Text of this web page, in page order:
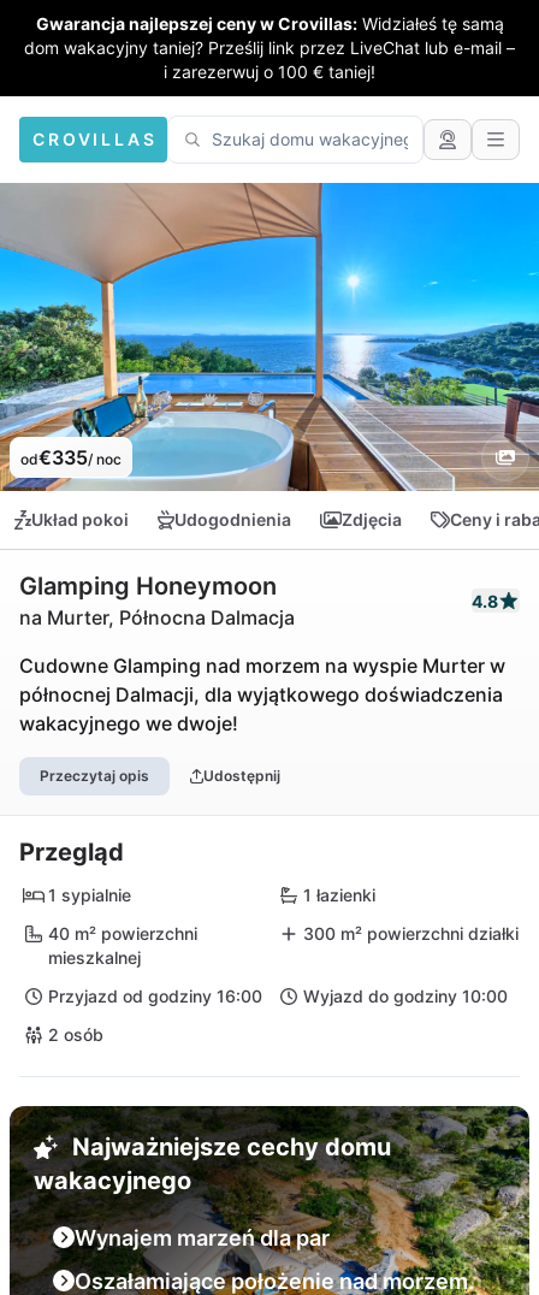
Gwarancja najlepszej ceny w Crovillas: Widziałeś tę samą
dom wakacyjny taniej? Prześlij link przez LiveChat lub e-mail –
i zarezerwuj o 100 € taniej!
CROVILLAS
od€335/ noc
Układ pokoi Udogodnienia Zdjęcia Ceny i
Glamping Honeymoon
na Murter, Północna Dalmacja
4.8
Cudowne Glamping nad morzem na wyspie Murter w
północnej Dalmacji, dla wyjątkowego doświadczenia
wakacyjnego we dwoje!
Przeczytaj opis Udostępnij
Przegląd
1 sypialnie
1 łazienki
40 m² powierzchni
mieszkalnej
300 m² powierzchni działki
Przyjazd od godziny 16:00
Wyjazd do godziny 10:00
2 osób
Najważniejsze cechy domu
wakacyjnego
Wynajem marzeń dla par
Oszałamiające położenie nad morzem.